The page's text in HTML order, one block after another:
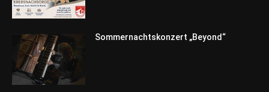
Sommernachtskonzert „Beyond“